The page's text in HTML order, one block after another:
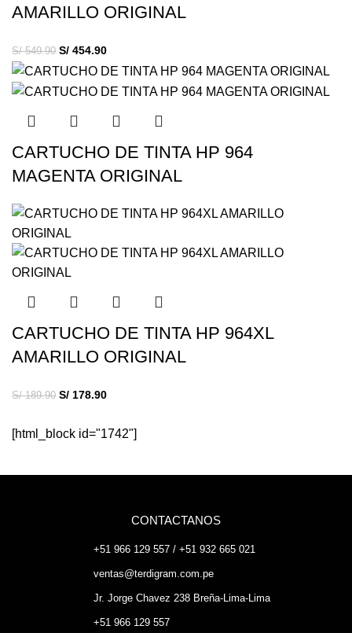
AMARILLO ORIGINAL
S/549.90 S/ 454.90
CARTUCHO DE TINTA HP 964
MAGENTA ORIGINAL
CARTUCHO DE TINTA HP 964XL
AMARILLO ORIGINAL
S/189.90 S/ 178.90
[html_block id="1742"]
CONTACTANOS
+51 966 129 557 / +51 932 665 021
ventas@terdigram.com.pe
Jr. Jorge Chavez 238 Breña-Lima-Lima
+51 966 129 557